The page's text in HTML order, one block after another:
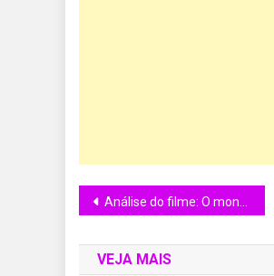
Análise do filme: O monstro do circo. (1927)
VEJA MAIS